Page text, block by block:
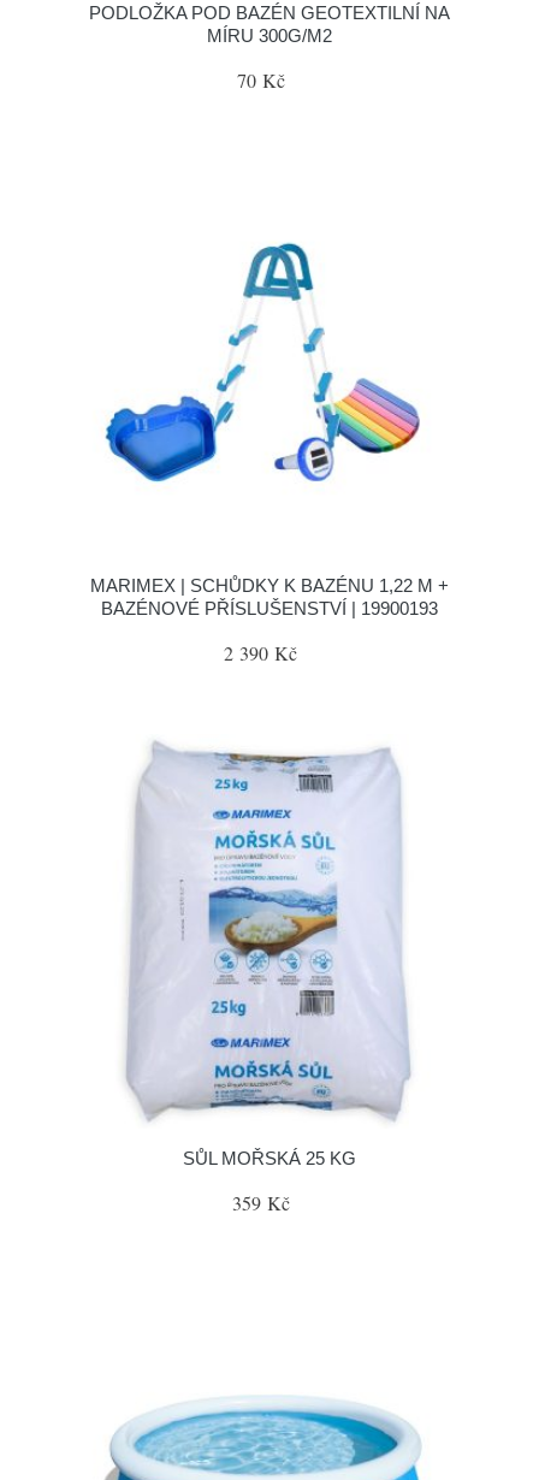
PODLOŽKA POD BAZÉN GEOTEXTILNÍ NA
MÍRU 300G/M2
70 Kč
MARIMEX | SCHŮDKY K BAZÉNU 1,22 M +
BAZÉNOVÉ PŘÍSLUŠENSTVÍ | 19900193
2 390 Kč
SŮL MOŘSKÁ 25 KG
359 Kč